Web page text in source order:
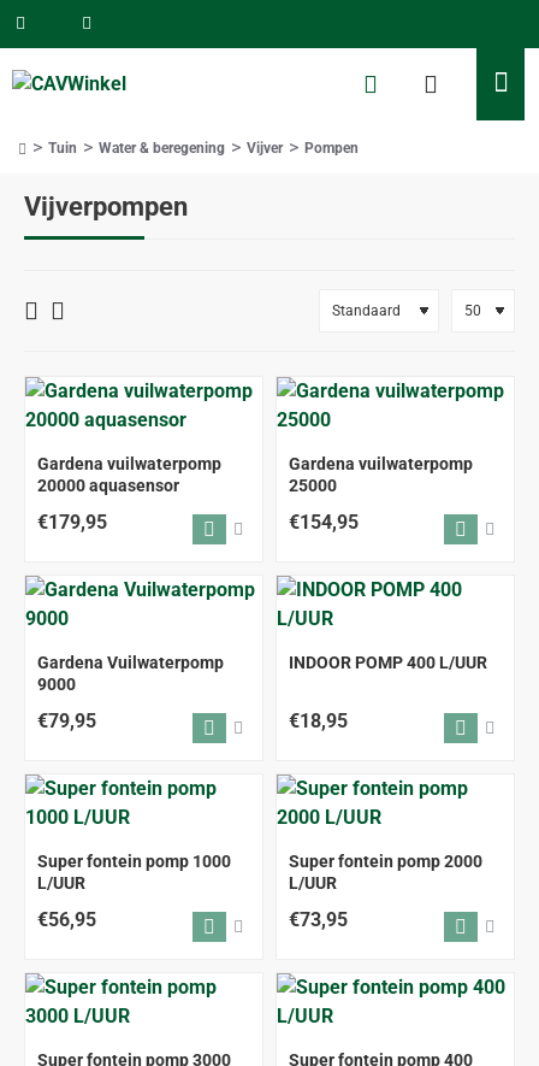
Vijverpompen
Tuin Water & beregening Vijver Pompen
Gardena vuilwaterpomp
20000 aquasensor
€179,95
Gardena vuilwaterpomp
25000
€154,95
Gardena Vuilwaterpomp
9000
€79,95
INDOOR POMP 400 L/UUR
€18,95
Super fontein pomp 1000
L/UUR
€56,95
Super fontein pomp 2000
L/UUR
€73,95
Super fontein pomp 3000
Super fontein pomp 400